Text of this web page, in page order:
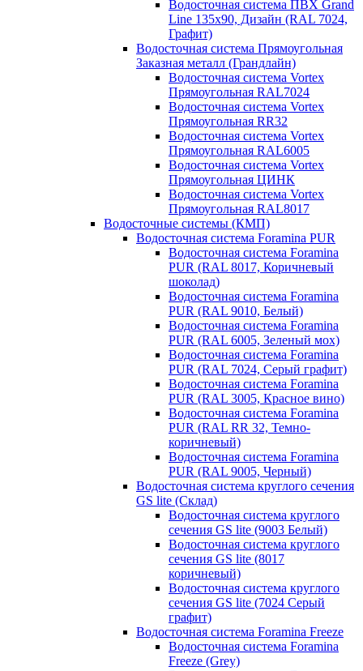
Водосточная система ПВХ Grand
Line 135х90, Дизайн (RAL 7024,
Графит)
Водосточная система Прямоугольная
Заказная металл (Грандлайн)
Водосточная система Vortex
Прямоугольная RAL7024
Водосточная система Vortex
Прямоугольная RR32
Водосточная система Vortex
Прямоугольная RAL6005
Водосточная система Vortex
Прямоугольная ЦИНК
Водосточная система Vortex
Прямоугольная RAL8017
Водосточные системы (КМП)
Водосточная система Foramina PUR
Водосточная система Foramina
PUR (RAL 8017, Коричневый
шоколад)
Водосточная система Foramina
PUR (RAL 9010, Белый)
Водосточная система Foramina
PUR (RAL 6005, Зеленый мох)
Водосточная система Foramina
PUR (RAL 7024, Серый графит)
Водосточная система Foramina
PUR (RAL 3005, Красное вино)
Водосточная система Foramina
PUR (RAL RR 32, Темно-
коричневый)
Водосточная система Foramina
PUR (RAL 9005, Черный)
Водосточная система круглого сечения
GS lite (Склад)
Водосточная система круглого
сечения GS lite (9003 Белый)
Водосточная система круглого
сечения GS lite (8017
коричневый)
Водосточная система круглого
сечения GS lite (7024 Серый
графит)
Водосточная система Foramina Freeze
Водосточная система Foramina
Freeze (Grey)